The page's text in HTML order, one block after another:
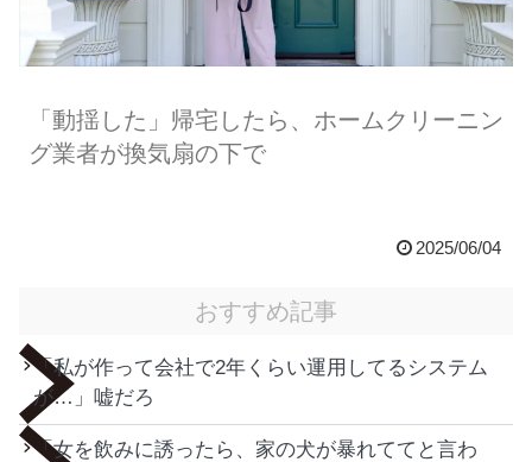
「動揺した」帰宅したら、ホームクリーニン
グ業者が換気扇の下で
2025/06/04
おすすめ記事
「私が作って会社で2年くらい運用してるシステム
が…」嘘だろ
「女を飲みに誘ったら、家の犬が暴れててと言わ